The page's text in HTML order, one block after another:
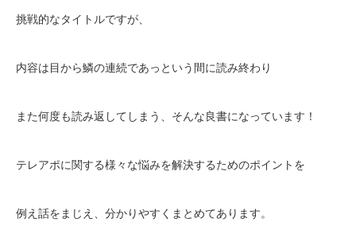
挑戦的なタイトルですが、
内容は目から鱗の連続であっという間に読み終わり
また何度も読み返してしまう、そんな良書になっています！
テレアポに関する様々な悩みを解決するためのポイントを
例え話をまじえ、分かりやすくまとめてあります。